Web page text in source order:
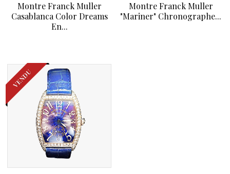
Montre Franck Muller
Casablanca Color Dreams
En...
Montre Franck Muller
"Mariner" Chronographe...
VENDU